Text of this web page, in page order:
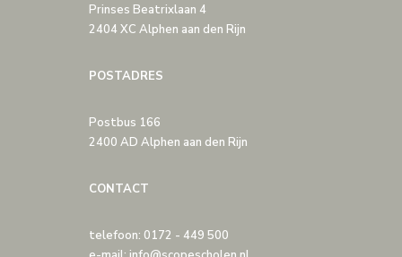
Prinses Beatrixlaan 4
2404 XC Alphen aan den Rijn
POSTADRES
Postbus 166
2400 AD Alphen aan den Rijn
CONTACT
telefoon: 0172 - 449 500